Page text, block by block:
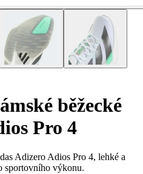
běžecké
Pro 4
Adizero Adios Pro 4, lehké a
sportovního výkonu.